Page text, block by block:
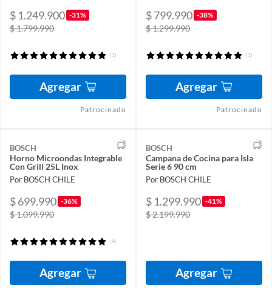
$ 1.249.900 -31%
$ 1.799.990
(1)
Agregar
Patrocinado
$ 799.990 -38%
$ 1.299.990
(1)
Agregar
Patrocinado
BOSCH
Horno Microondas Integrable
Con Grill 25L Inox
Por BOSCH CHILE
$ 699.990 -36%
$ 1.099.990
(4)
Agregar
BOSCH
Campana de Cocina para Isla
Serie 6 90 cm
Por BOSCH CHILE
$ 1.299.990 -41%
$ 2.199.990
Agregar